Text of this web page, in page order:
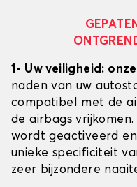
1- Uw veiligheid:
naden van uw
compatibel met de
de airbags
wordt geactiveerd
unieke specificiteit
zeer bijzondere